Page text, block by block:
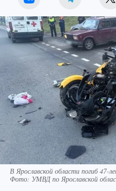
В Ярославской области погиб 47-
Фото: УМВД по Ярославской